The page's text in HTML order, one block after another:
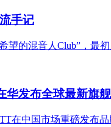
手记
望的混音人Club”，最
发布全球最新旗
在中国市场重磅发布